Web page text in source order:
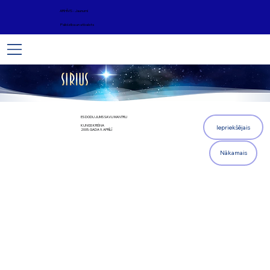
Palīdzība un atbalsts
ARHĪVS - Jaunumi
ES DODU JUMS SAVU MANTRU
KUNGS KRIŠNA
2005. GADA 9. APRĪLĪ
Iepriekšējais
Nākamais